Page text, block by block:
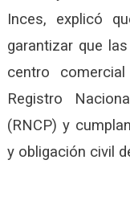
Inces, explicó
garantizar que
centro
Registro
(RNCP) y
y obligación civil